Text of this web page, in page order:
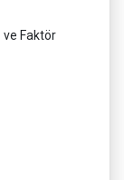
ve Faktör